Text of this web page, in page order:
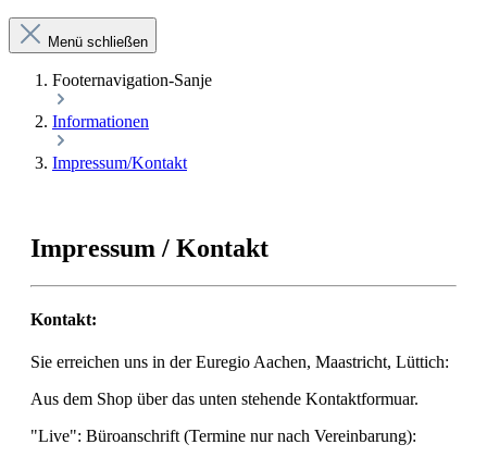
Menü schließen
Footernavigation-Sanje
Informationen
Impressum/Kontakt
Impressum / Kontakt
Kontakt:
Sie erreichen uns in der Euregio Aachen, Maastricht, Lüttich:
Aus dem Shop über das unten stehende Kontaktformuar.
"Live": Büroanschrift (Termine nur nach Vereinbarung):